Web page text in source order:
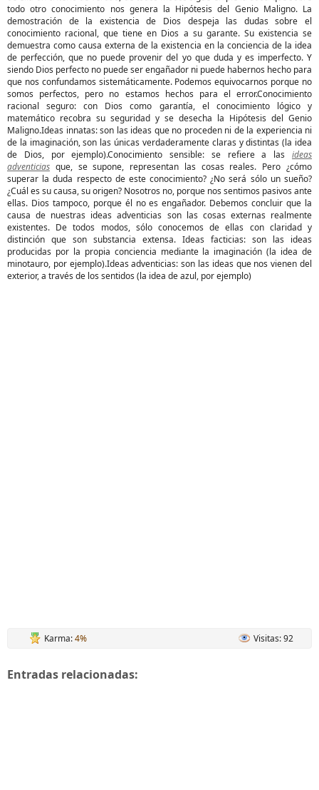
todo otro conocimiento nos genera la Hipótesis del Genio Maligno. La
demostración de la existencia de Dios despeja las dudas sobre el
conocimiento racional, que tiene en Dios a su garante. Su existencia se
demuestra como causa externa de la existencia en la conciencia de la idea
de perfección, que no puede provenir del yo que duda y es imperfecto. Y
siendo Dios perfecto no puede ser engañador ni puede habernos hecho para
que nos confundamos sistemáticamente. Podemos equivocarnos porque no
somos perfectos, pero no estamos hechos para el error.Conocimiento
racional seguro: con Dios como garantía, el conocimiento lógico y
matemático recobra su seguridad y se desecha la Hipótesis del Genio
Maligno.Ideas innatas: son las ideas que no proceden ni de la experiencia ni
de la imaginación, son las únicas verdaderamente claras y distintas (la idea
de Dios, por ejemplo).Conocimiento sensible: se refiere a las ideas
adventicias que, se supone, representan las cosas reales. Pero ¿cómo
superar la duda respecto de este conocimiento? ¿No será sólo un sueño?
¿Cuál es su causa, su origen? Nosotros no, porque nos sentimos pasivos ante
ellas. Dios tampoco, porque él no es engañador. Debemos concluir que la
causa de nuestras ideas adventicias son las cosas externas realmente
existentes. De todos modos, sólo conocemos de ellas con claridad y
distinción que son substancia extensa. Ideas facticias: son las ideas
producidas por la propia conciencia mediante la imaginación (la idea de
minotauro, por ejemplo).Ideas adventicias: son las ideas que nos vienen del
exterior, a través de los sentidos (la idea de azul, por ejemplo)
Karma:4% Visitas: 92
Entradas relacionadas: